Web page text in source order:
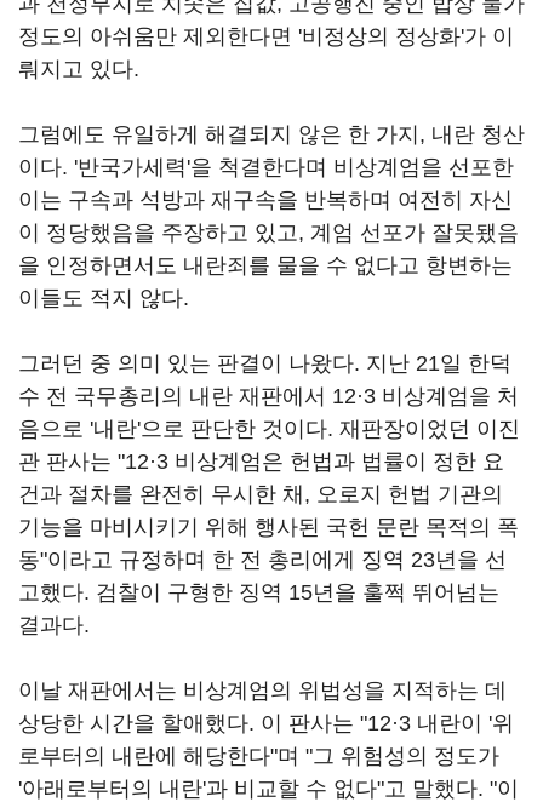
정도의 아쉬움만 제외한다면 '비정상의 정상화'가 이
뤄지고 있다.
그럼에도 유일하게 해결되지 않은 한 가지, 내란 청산
이다. '반국가세력'을 척결한다며 비상계엄을 선포한
이는 구속과 석방과 재구속을 반복하며 여전히 자신
이 정당했음을 주장하고 있고, 계엄 선포가 잘못됐음
을 인정하면서도 내란죄를 물을 수 없다고 항변하는
이들도 적지 않다.
그러던 중 의미 있는 판결이 나왔다. 지난 21일 한덕
수 전 국무총리의 내란 재판에서 12·3 비상계엄을 처
음으로 '내란'으로 판단한 것이다. 재판장이었던 이진
관 판사는 "12·3 비상계엄은 헌법과 법률이 정한 요
건과 절차를 완전히 무시한 채, 오로지 헌법 기관의
기능을 마비시키기 위해 행사된 국헌 문란 목적의 폭
동"이라고 규정하며 한 전 총리에게 징역 23년을 선
고했다. 검찰이 구형한 징역 15년을 훌쩍 뛰어넘는
결과다.
이날 재판에서는 비상계엄의 위법성을 지적하는 데
상당한 시간을 할애했다. 이 판사는 "12·3 내란이 '위
로부터의 내란에 해당한다"며 "그 위험성의 정도가
'아래로부터의 내란'과 비교할 수 없다"고 말했다. "이